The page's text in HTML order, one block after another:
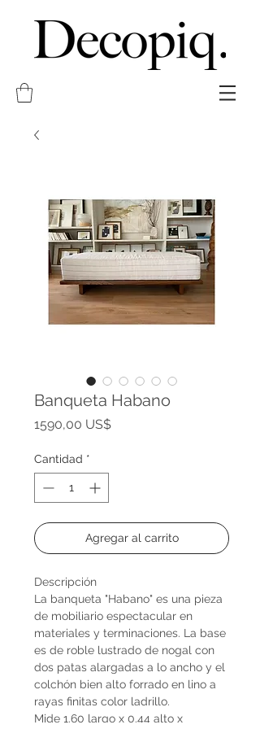
Banqueta Habano
1590,00 US$Precio
Cantidad *
Agregar al carrito
Descripción
La banqueta "Habano" es una pieza
de mobiliario espectacular en
materiales y terminaciones. La base
es de roble lustrado de nogal con
dos patas alargadas a lo ancho y el
colchón bien alto forrado en lino a
rayas finitas color ladrillo.
Mide 1.60 largo x 0.44 alto x